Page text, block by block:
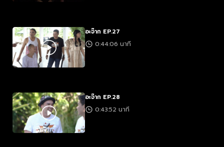
อะจ๊าก EP.27
0:44:06 นาที
อะจ๊าก EP.28
0:43:52 นาที